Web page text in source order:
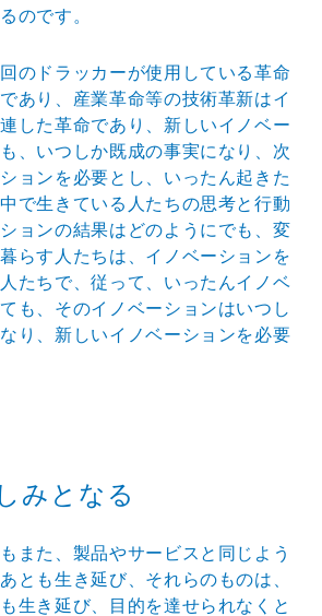
のです。
のドラッカーが使用している革命
あり、産業革命等の技術革新はイ
した革命であり、新しいイノベー
、いつしか既成の事実になり、次
ションを必要とし、いったん起きた
で生きている人たちの思考と行動
ョンの結果はどのようにでも、変
らす人たち は、イノベーションを
たちで、従って
、いったんイノベ
も、そのイノベーシ ョンはいつし
り、新しいイノベーショ ンを必要
みとなる
また、製品やサービスと同じよう
とも生き延び、それらのものは、
生き延び、目的を達せられなくと